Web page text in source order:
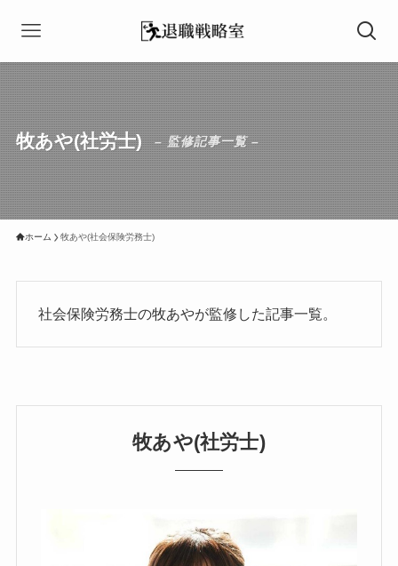
牧あや(社労士) – 監修記事一覧 –
ホーム 牧あや(社会保険労務士)
社会保険労務士の牧あやが監修した記事一覧。
牧あや(社労士)